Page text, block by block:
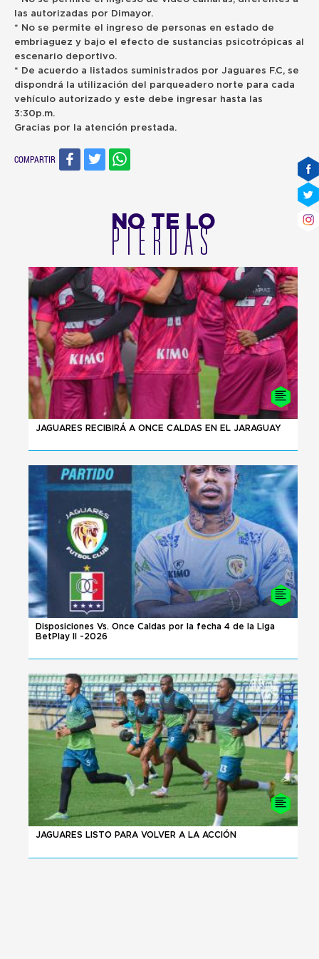
las autorizadas por Dimayor.
* No se permite el ingreso de personas en estado de
embriaguez y bajo el efecto de sustancias psicotrópicas al
escenario deportivo.
* De acuerdo a listados suministrados por Jaguares F.C, se
dispondrá la utilización del parqueadero norte para cada
vehículo autorizado y este debe ingresar hasta las
3:30p.m.
Gracias por la atención prestada.
COMPARTIR
NO TE LO
PIERDAS
08 - 08 - 2026
JAGUARES RECIBIRÁ A ONCE CALDAS EN EL JARAGUAY
08 - 08 - 2026
Disposiciones Vs. Once Caldas por la fecha 4 de la Liga
BetPlay II -2026
04 - 08 - 2026
JAGUARES LISTO PARA VOLVER A LA ACCIÓN